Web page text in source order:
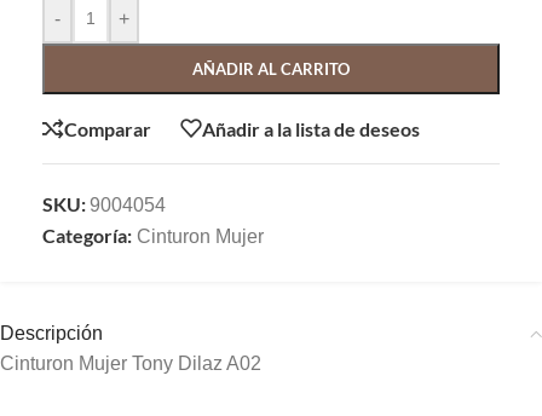
- +
AÑADIR AL CARRITO
Comparar Añadir a la lista de deseos
SKU:9004054
Categoría: Cinturon Mujer
Descripción
Cinturon Mujer Tony Dilaz A02